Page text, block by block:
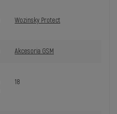
Wozinsky Protect
Akcesoria GSM
18